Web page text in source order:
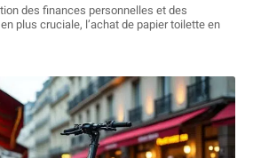
des finances personnelles et des
plus cruciale, l’achat de papier toilette en